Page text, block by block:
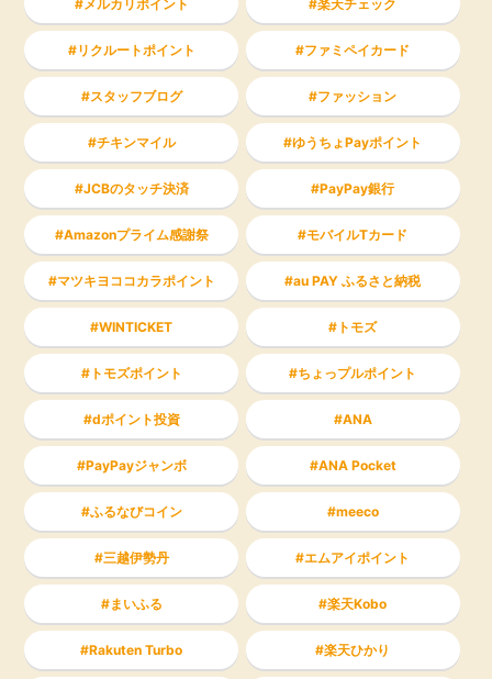
メルカリポイント 楽天チェック
リクルートポイント ファミペイカード
スタッフブログ ファッション
チキンマイル ゆうちょPayポイント
JCBのタッチ決済 PayPay銀行
Amazonプライム感謝祭 モバイルTカード
マツキヨココカラポイント au PAY ふるさと納税
WINTICKET トモズ
トモズポイント ちょっプルポイント
dポイント投資 ANA
PayPayジャンボ ANA Pocket
ふるなびコイン meeco
三越伊勢丹 エムアイポイント
まいふる 楽天Kobo
Rakuten Turbo 楽天ひかり